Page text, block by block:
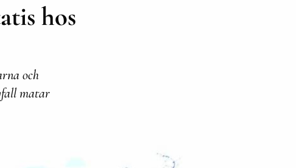
hos
och
matar